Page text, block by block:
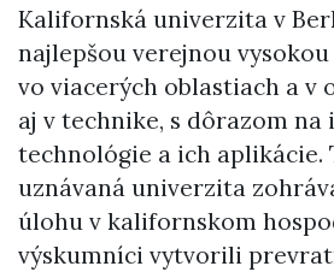
Kalifornská univerzita v
najlepšou verejnou
vo viacerých oblastiach a v
aj v technike, s dôrazom na
technológie a ich aplikácie.
uznávaná univerzita
úlohu v kalifornskom
výskumníci vytvorili